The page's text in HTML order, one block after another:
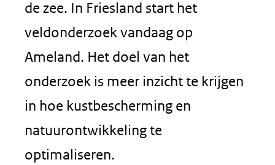
de zee. In Friesland start het
veldonderzoek vandaag op
Ameland. Het doel van het
onderzoek is meer inzicht te krijgen
in hoe kustbescherming en
natuurontwikkeling te
optimaliseren.